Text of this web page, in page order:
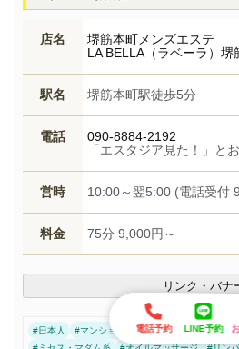
電話予約 LINE予約
店名
堺筋本町メンズエステ
LA BELLA（ラベーラ）堺
駅名 堺筋本町駅徒歩5分
電話
090-8884-2192
「エスタジア見た！」と
営時 10:00～翌5:00 (電話受付
料金 75分 9,000円～
リンク・バナ
#日本人 #マンション型 #派遣型 #駅近 # キ